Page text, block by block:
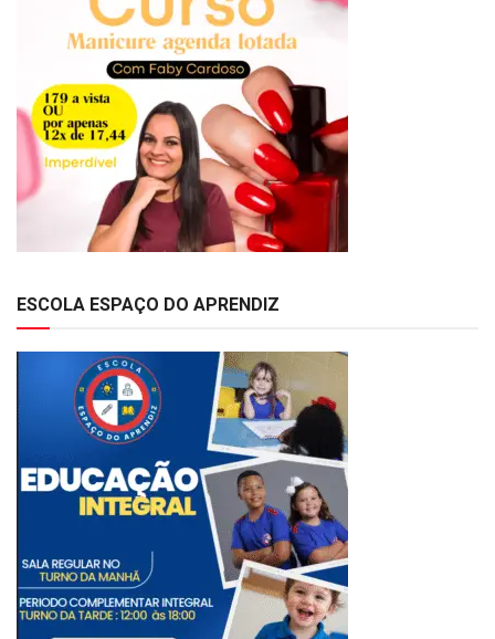
ESCOLA ESPAÇO DO APRENDIZ